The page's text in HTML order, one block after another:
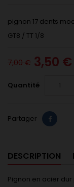
pignon 17 dents
GT8 / TT 1/8
7,00 € 3,50 €
Quantité
Partager
DESCRIPTION
Pignon en acier